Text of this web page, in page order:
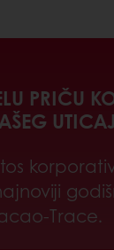
PRIČU
Trace.